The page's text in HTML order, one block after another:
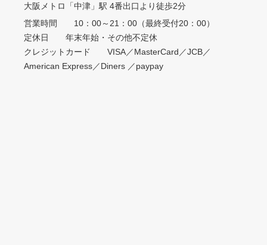
大阪メトロ「中津」駅 4番出口より徒歩2分
営業時間 10：00～21：00（最終受付20：00）
定休日 年末年始・その他不定休
クレジットカード VISA／MasterCard／JCB／
American Express／Diners ／paypay